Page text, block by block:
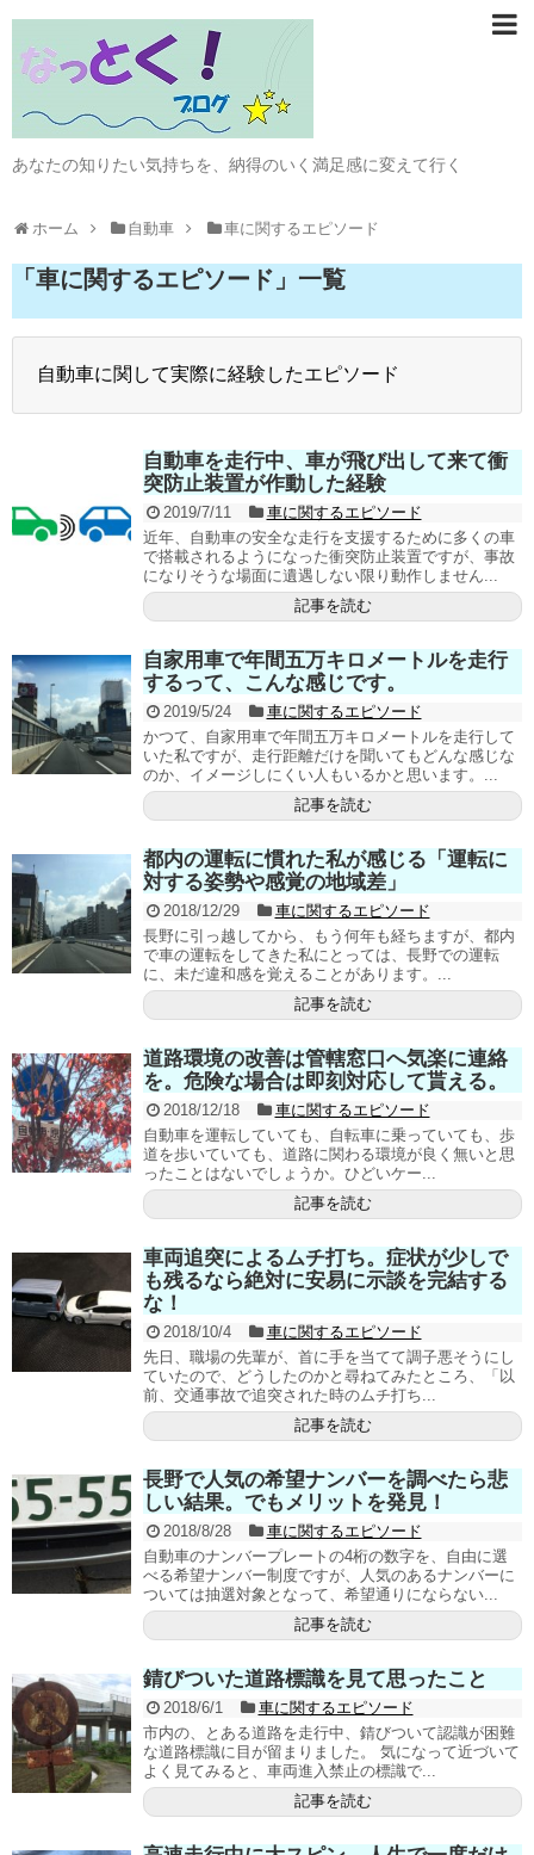
あなたの知りたい気持ちを、納得のいく満足感に変えて行く
ホーム 自動車 車に関するエピソード
「 車に関するエピソード 」 一覧
自動車に関して実際に経験したエピソード
自動車を走行中、車が飛び出して来て衝
突防止装置が作動した経験
2019/7/11
車に関するエピソード
近年、自動車の安全な走行を支援するために多くの車
で搭載されるようになった衝突防止装置ですが、事故
になりそうな場面に遺遇しない限り動作しません...
記事を読む
自家用車で年間五万キロメートルを走行
するって、こんな感じです。
2019/5/24
車に関するエピソード
かつて、自家用車で年間五万キロメートルを走行して
いた私ですが、走行距離だけを聞いてもどんな感じな
のか、イメージしにくい人もいるかと思います。...
記事を読む
都内の運転に慣れた私が感じる「運転に
対する姿勢や感覚の地域差」
2018/12/29
車に関するエピソード
長野に引っ越してから、もう何年も経ちますが、都内
で車の運転をしてきた私にとっては、長野での運転
に、未だ違和感を覚えることがあります。...
記事を読む
道路環境の改善は管轄窓口へ気楽に連絡
を。危険な場合は即刻対応して貰える。
2018/12/18
車に関するエピソード
自動車を運転していても、自転車に乗っていても、歩
道を歩いていても、道路に関わる環境が良く無いと思
ったことはないでしょうか。ひどいケー...
記事を読む
車両追突によるムチ打ち。症状が少しで
も残るなら絶対に安易に示談を完結する
な！
2018/10/4
車に関するエピソード
先日、職場の先輩が、首に手を当てて調子悪そうにし
ていたので、どうしたのかと尋ねてみたところ、「以
前、交通事故で追突された時のムチ打ち...
記事を読む
長野で人気の希望ナンバーを調べたら悲
しい結果。でもメリットを発見！
2018/8/28
車に関するエピソード
自動車のナンバープレートの4桁の数字を、自由に選
べる希望ナンバー制度ですが、人気のあるナンバーに
ついては抽選対象となって、希望通りにならない...
記事を読む
錆びついた道路標識を見て思ったこと
2018/6/1
車に関するエピソード
市内の、とある道路を走行中、錆びついて認識が困難
な道路標識に目が留まりました。 気になって近づいて
よく見てみると、車両進入禁止の標識で...
記事を読む